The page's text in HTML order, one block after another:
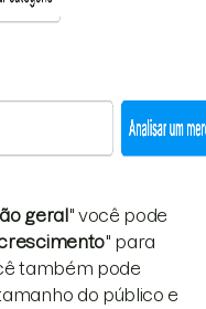
geral" você pode
" para
também pode
do público e